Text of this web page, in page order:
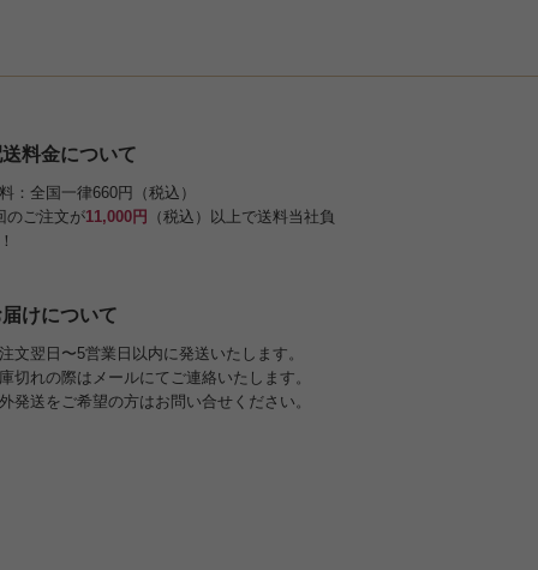
料金について
：全国一律660円（税込）
のご注文が11,000円
（税込）以上で送料当社負
けについて
文翌日〜5営業日以内に発送いたします。
切れの際はメールにてご連絡いたします。
発送をご希望の方はお問い合せください。